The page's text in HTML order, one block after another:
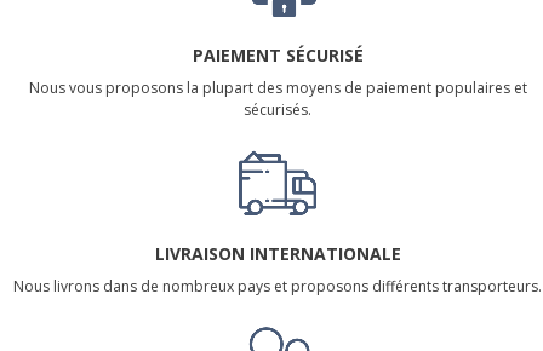
PAIEMENT SÉCURISÉ
Nous vous proposons la plupart des moyens de paiement populaires et
sécurisés.
LIVRAISON INTERNATIONALE
Nous livrons dans de nombreux pays et proposons différents transporteurs.